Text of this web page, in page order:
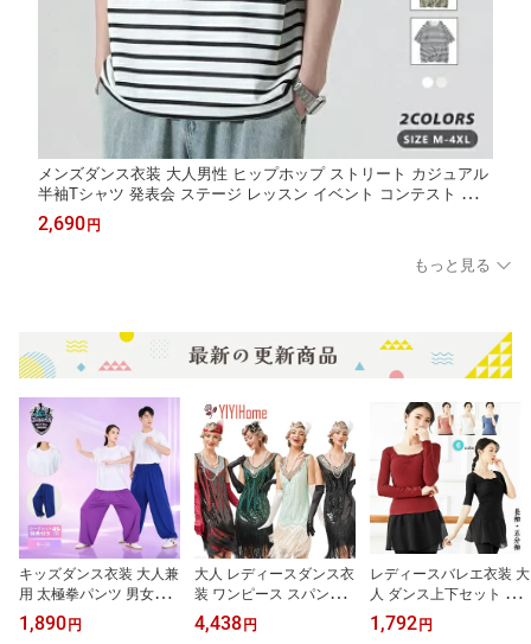
メンズダンス衣装 大人男性 ヒップホップ ストリート カジュアル
半袖Tシャツ 発表会 ステージ レッスン イベント コンテスト 団体
練習 おしゃれ 動きやすい かっこいい 舞台衣装 練習着 日常カジ
ュアルにも使える キッズダンス衣装
2,690 円
もっと見る
キッズダンス衣装 大人兼
用 太極拳パンツ 男女兼
用 黒 紫 発表会 ステージ
レッスン 練習着 団体衣
1,890円
大人 レディースダンス衣
装 ワンピース スパンコ
ール フリンジ 発表会衣
装 ステージ イベント パ
4,438円
レディースバレエ衣装 大
人 ダンス上下セット ト
ップス（ロングスリーブ
／五分袖）レギンス バレ
1,792円